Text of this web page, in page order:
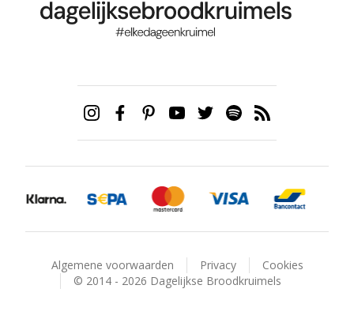
Algemene voorwaarden Privacy
Cookies
© 2014 - 2026 Dagelijkse Broodkruimels